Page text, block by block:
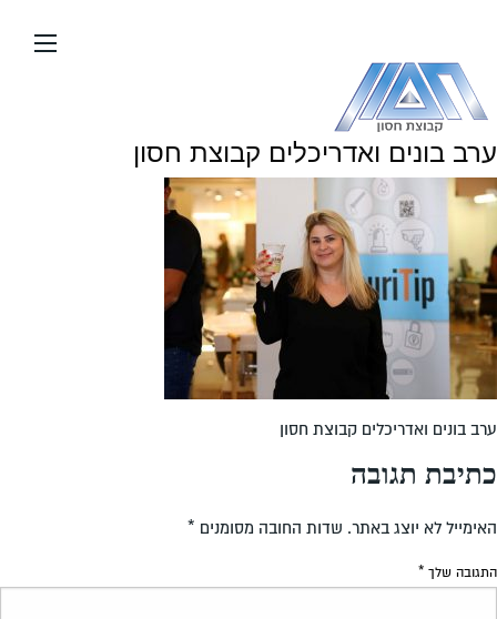
העמוד
ערב בונים ואדריכלים קבוצת חסון
ערב בונים ואדריכלים קבוצת חסון
כתיבת תגובה
האימייל לא יוצג באתר. שדות החובה מסומנים *
התגובה שלך *